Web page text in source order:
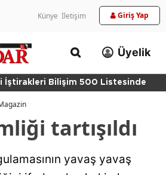
Künye İletişim Giriş Yap
Üyelik
İştirakleri Bilişim 500 Listesinde
tartışıldı
yavaş yavaş